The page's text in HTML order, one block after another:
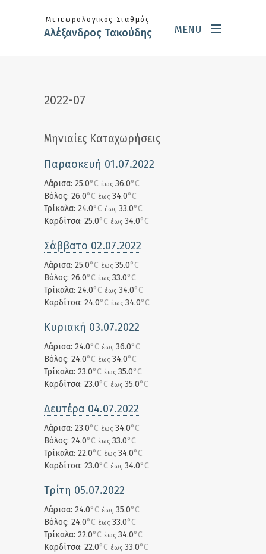
Μετεωρολογικός Σταθμός
Αλέξανδρος Τακούδης MENU
2022-07
Μηνιαίες Καταχωρήσεις
Παρασκευή 01.07.2022
Λάρισα: 25.0°C έως 36.0°C
Βόλος: 26.0°C έως 34.0°C
Τρίκαλα: 24.0°C έως 33.0°C
Καρδίτσα: 25.0°C έως 34.0°C
Σάββατο 02.07.2022
Λάρισα: 25.0°C έως 35.0°C
Βόλος: 26.0°C έως 33.0°C
Τρίκαλα: 24.0°C έως 34.0°C
Καρδίτσα: 24.0°C έως 34.0°C
Κυριακή 03.07.2022
Λάρισα: 24.0°C έως 36.0°C
Βόλος: 24.0°C έως 34.0°C
Τρίκαλα: 23.0°C έως 35.0°C
Καρδίτσα: 23.0°C έως 35.0°C
Δευτέρα 04.07.2022
Λάρισα: 23.0°C έως 34.0°C
Βόλος: 24.0°C έως 33.0°C
Τρίκαλα: 22.0°C έως 34.0°C
Καρδίτσα: 23.0°C έως 34.0°C
Τρίτη 05.07.2022
Λάρισα: 24.0°C έως 35.0°C
Βόλος: 24.0°C έως 33.0°C
Τρίκαλα: 22.0°C έως 34.0°C
Καρδίτσα: 22.0°C έως 33.0°C